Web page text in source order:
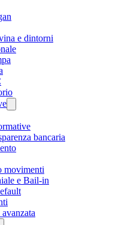
e dintorni
bancaria
movimenti
e Bail-in